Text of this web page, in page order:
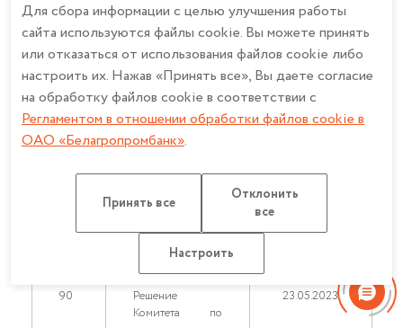
управлению
активами и
пассивами от
24.02.2023,
протокол №16
89.
Решение
управлению
пассивами от
90
Решение
Комитета по
23.05.2023
Для сбора информации с целью улучшения работы
сайта используются файлы cookie. Вы можете принять
или отказаться от использования файлов cookie либо
настроить их. Нажав «Принять все», Вы даете согласие
на обработку файлов cookie в соответствии с
Регламентом в отношении обработки файлов cookie в
ОАО «Белагропромбанк».
Принять все
Отклонить
все
Настроить